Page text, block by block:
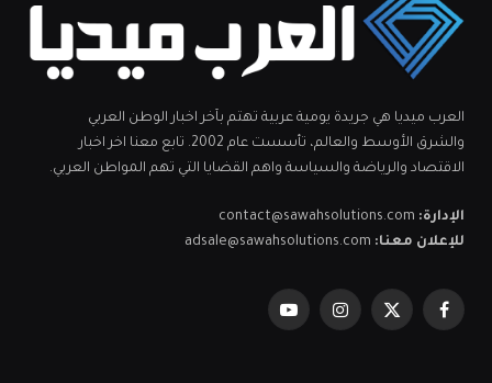
العرب ميديا هي جريدة يومية عربية تهتم بآخر اخبار الوطن العربي
والشرق الأوسط والعالم، تأسست عام 2002. تابع معنا اخر اخبار
الاقتصاد والرياضة والسياسة واهم القضايا التي تهم المواطن العربي.
الإدارة: contact@sawahsolutions.com
للإعلان معنا: adsale@sawahsolutions.com
فيسبوكX
الانستغراميوتيوب